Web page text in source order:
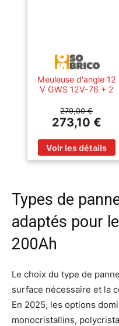
Meuleuse d'angle 12
V GWS 12V-76 + 2
chargeur + coffret L-
Boxx BOSCH
06019F200Y
279,00 €
273,10 €
Types de
adaptés pour
200Ah
Le choix du type de
surface nécessaire et la
En 2025, les options
monocristallins,